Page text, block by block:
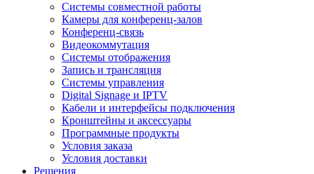
Системы совместной работы
Камеры для конференц-залов
Конференц-связь
Видеокоммутация
Системы отображения
Запись и трансляция
Системы управления
Digital Signage и IPTV
Кабели и интерфейсы подключения
Кронштейны и аксессуары
Программные продукты
Условия заказа
Условия доставки
Решения